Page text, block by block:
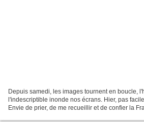
Depuis samedi, les images tournent en boucle,
l'indescriptible inonde nos écrans. Hier, pas
Envie de prier, de me recueillir et de confier la